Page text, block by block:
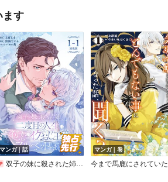
ます
マンガ｜話
双子の妹に殺された姉、二度目の人生は初恋のイケおじ王弟にフルベットします！ 連載版
マンガ｜巻